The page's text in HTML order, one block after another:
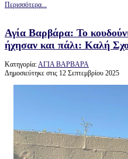
Περισσότερα...
Αγία Βαρβάρα: Το
ήχησαν και πάλι: Καλή
Κατηγορία:ΑΓΙΑ ΒΑΡΒΑΡΑ
Δημοσιεύτηκε στις 12 Σεπτεμβρίου 2025